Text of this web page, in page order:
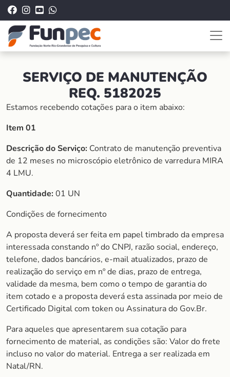
SERVIÇO DE MANUTENÇÃO
REQ. 5182025
Estamos recebendo cotações para o item abaixo:
Item 01
Descrição do Serviço: Contrato de manutenção preventiva
de 12 meses no microscópio eletrônico de varredura MIRA
4 LMU.
Quantidade:01 UN
Condições de fornecimento
A proposta deverá ser feita em papel timbrado da empresa
interessada constando nº do CNPJ, razão social, endereço,
telefone, dados bancários, e-mail atualizados, prazo de
realização do serviço em nº de dias, prazo de entrega,
validade da mesma, bem como o tempo de garantia do
item cotado e a proposta deverá esta assinada por meio de
Certificado Digital com token ou Assinatura do Gov.Br.
Para aqueles que apresentarem sua cotação para
fornecimento de material, as condições são: Valor do frete
incluso no valor do material. Entrega a ser realizada em
Natal/RN.